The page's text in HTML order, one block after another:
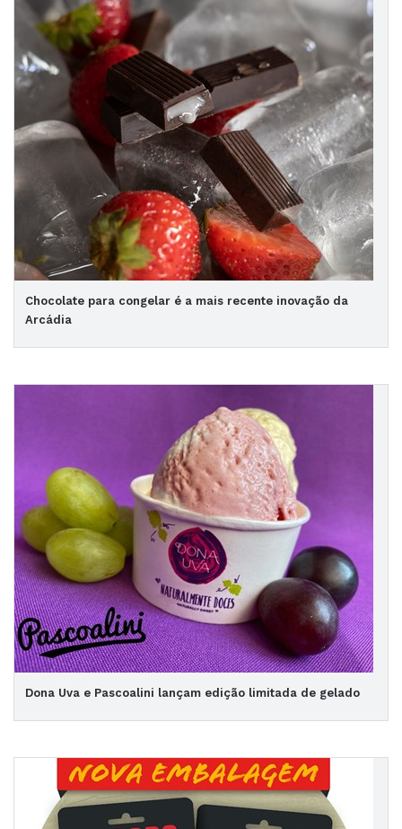
Chocolate para congelar é a mais recente inovação da
Arcádia
Dona Uva e Pascoalini lançam edição limitada de gelado